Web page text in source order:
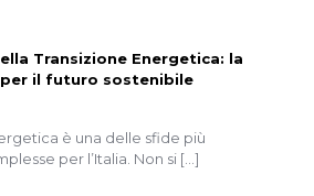
Transizione Energetica: la
il futuro sostenibile
è una delle sfide più
per l’Italia. Non si […]